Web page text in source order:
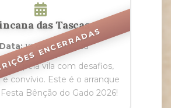
ENCERRADAS
das Tascas
Data:18 de Abril 2026
pela vila com desafios,
e convívio. Este é o arranque
Bênção do Gado 2026!